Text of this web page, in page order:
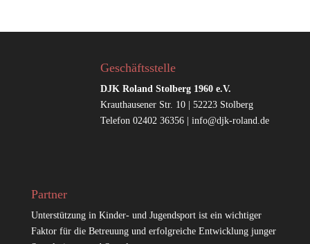
Geschäftsstelle
DJK Roland Stolberg 1960 e.V.
Krauthausener Str. 10 | 52223 Stolberg
Telefon 02402 36356 | info@djk-roland.de
Partner
Unterstützung in Kinder- und Jugendsport ist ein wichtiger
Faktor für die Betreuung und erfolgreiche Entwicklung junger